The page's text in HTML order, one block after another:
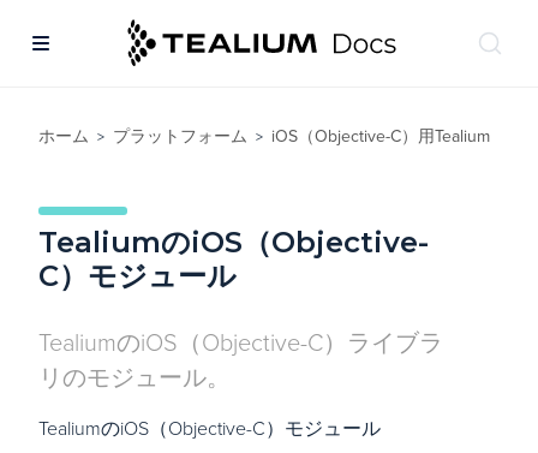
ホーム > プラットフォーム > iOS（Objective-C）用Tealium
TealiumのiOS（Objective-
C）モジュール
TealiumのiOS（Objective-C）ライブラ
リのモジュール。
TealiumのiOS（Objective-C）モジュール